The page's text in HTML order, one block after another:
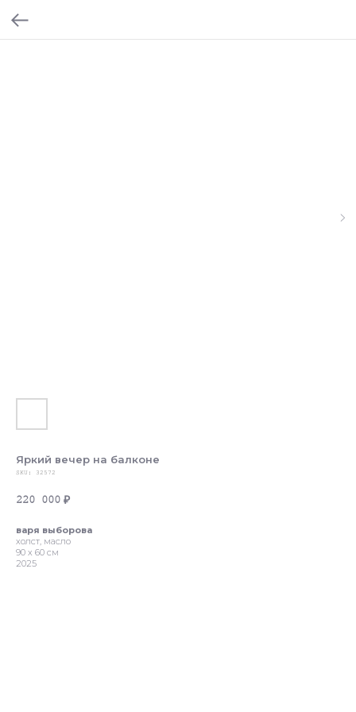
Яркий вечер на балконе
SKU: 32572
220 000 ₽
варя выборова
холст, масло
90 х 60 см
2025